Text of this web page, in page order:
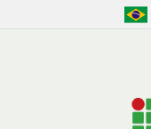
Pular para o Conteúdo